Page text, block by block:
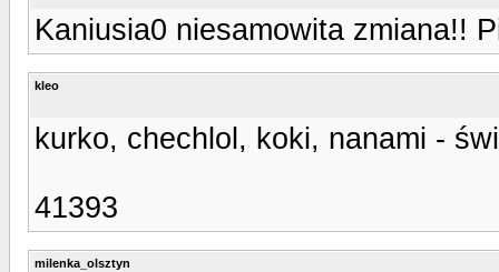
Kaniusia0 niesamowita zmiana!!
kleo
kurko, chechlol, koki, nanami -
41393
milenka_olsztyn